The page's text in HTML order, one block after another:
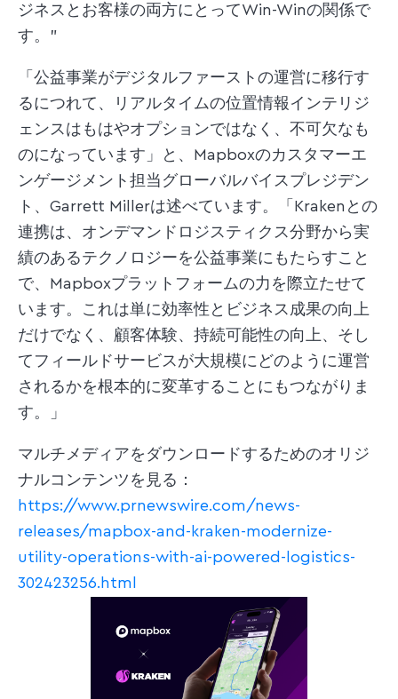
ジネスとお客様の両方にとってWin-Winの関係で
す。”
「公益事業がデジタルファーストの運営に移行す
るにつれて、リアルタイムの位置情報インテリジ
ェンスはもはやオプションではなく、不可欠なも
のになっています」と、Mapboxのカスタマーエ
ンゲージメント担当グローバルバイスプレジデン
ト、Garrett Millerは述べています。「Krakenとの
連携は、オンデマンドロジスティクス分野から実
績のあるテクノロジーを公益事業にもたらすこと
で、Mapboxプラットフォームの力を際立たせて
います。これは単に効率性とビジネス成果の向上
だけでなく、顧客体験、持続可能性の向上、そし
てフィールドサービスが大規模にどのように運営
されるかを根本的に変革することにもつながりま
す。」
マルチメディアをダウンロードするためのオリジ
ナルコンテンツを見る：
https://www.prnewswire.com/news-
releases/mapbox-and-kraken-modernize-
utility-operations-with-ai-powered-logistics-
302423256.html